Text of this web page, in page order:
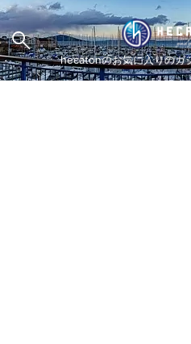
hecatonのお気に入りのガ